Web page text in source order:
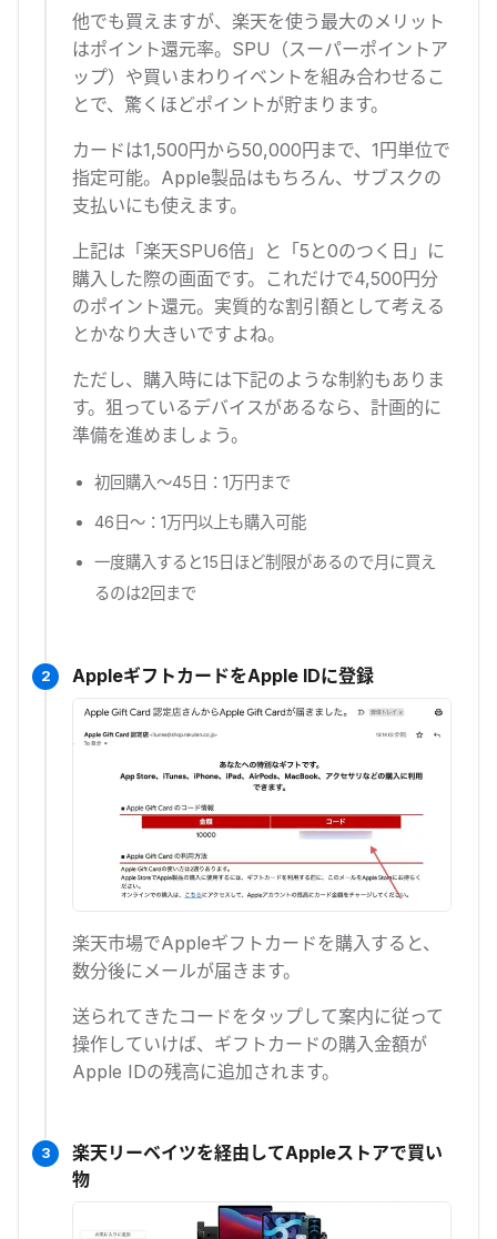
他でも買えますが、楽天を使う最大のメリット
はポイント還元率。SPU（スーパーポイントア
ップ）や買いまわりイベントを組み合わせるこ
とで、驚くほどポイントが貯まります。
カードは1,500円から50,000円まで、1円単位で
指定可能。Apple製品はもちろん、サブスクの
支払いにも使えます。
上記は「楽天SPU6倍」と「5と0のつく日」に
購入した際の画面です。これだけで4,500円分
のポイント還元。実質的な割引額として考える
とかなり大きいですよね。
ただし、購入時には下記のような制約もありま
す。狙っているデバイスがあるなら、計画的に
準備を進めましょう。
初回購入〜45日：1万円まで
46日〜：1万円以上も購入可能
一度購入すると15日ほど制限があるので月に買え
るのは2回まで
2 AppleギフトカードをApple IDに登録
楽天市場でAppleギフトカードを購入すると、
数分後にメールが届きます。
送られてきたコードをタップして案内に従って
操作していけば、ギフトカードの購入金額が
Apple IDの残高に追加されます。
3
楽天リーベイツを経由してAppleストアで買い
物